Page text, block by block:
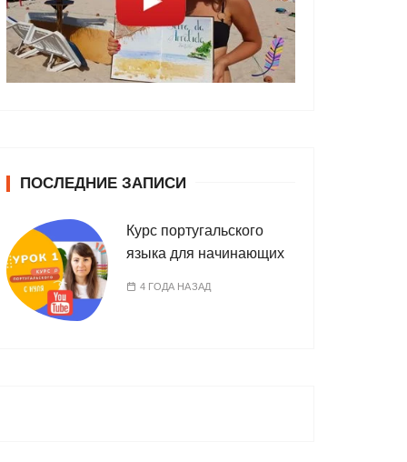
ПОСЛЕДНИЕ ЗАПИСИ
Курс португальского
языка для начинающих
4 ГОДА НАЗАД